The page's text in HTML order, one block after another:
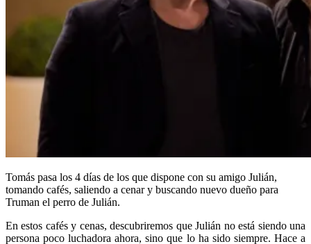
Tomás pasa los 4 días de los que dispone con su amigo Julián,
tomando cafés, saliendo a cenar y buscando nuevo dueño para
Truman el perro de Julián.
En estos cafés y cenas, descubriremos que Julián no está siendo una
persona poco luchadora ahora, sino que lo ha sido siempre. Hace a